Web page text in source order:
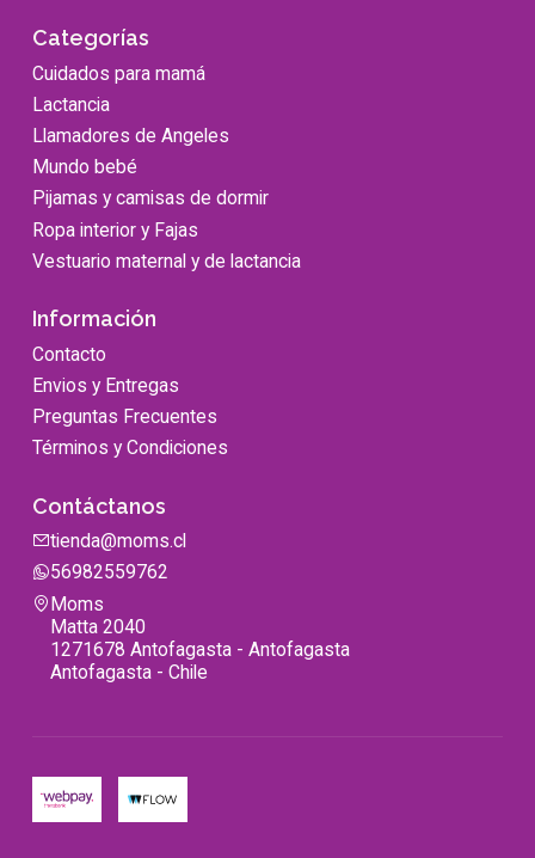
Categorías
Cuidados para mamá
Lactancia
Llamadores de Angeles
Mundo bebé
Pijamas y camisas de dormir
Ropa interior y Fajas
Vestuario maternal y de lactancia
Información
Contacto
Envios y Entregas
Preguntas Frecuentes
Términos y Condiciones
Contáctanos
tienda@moms.cl
56982559762
Moms
Matta 2040
1271678 Antofagasta - Antofagasta
Antofagasta - Chile